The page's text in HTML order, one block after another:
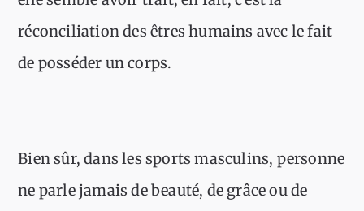
réconciliation des êtres humains avec le fait
de posséder un corps.
Bien sûr, dans les sports masculins, personne
ne parle jamais de beauté, de grâce ou de